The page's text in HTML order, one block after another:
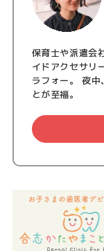
保育士や派遣会
イドアクセサリ
ラフォー。 夜中
とが至福。